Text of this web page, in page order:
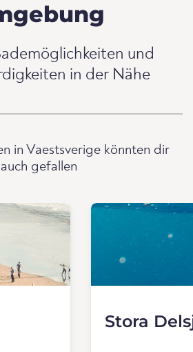
und
in der Nähe
in Vaestsverige könnten dir
auch gefallen
Stora